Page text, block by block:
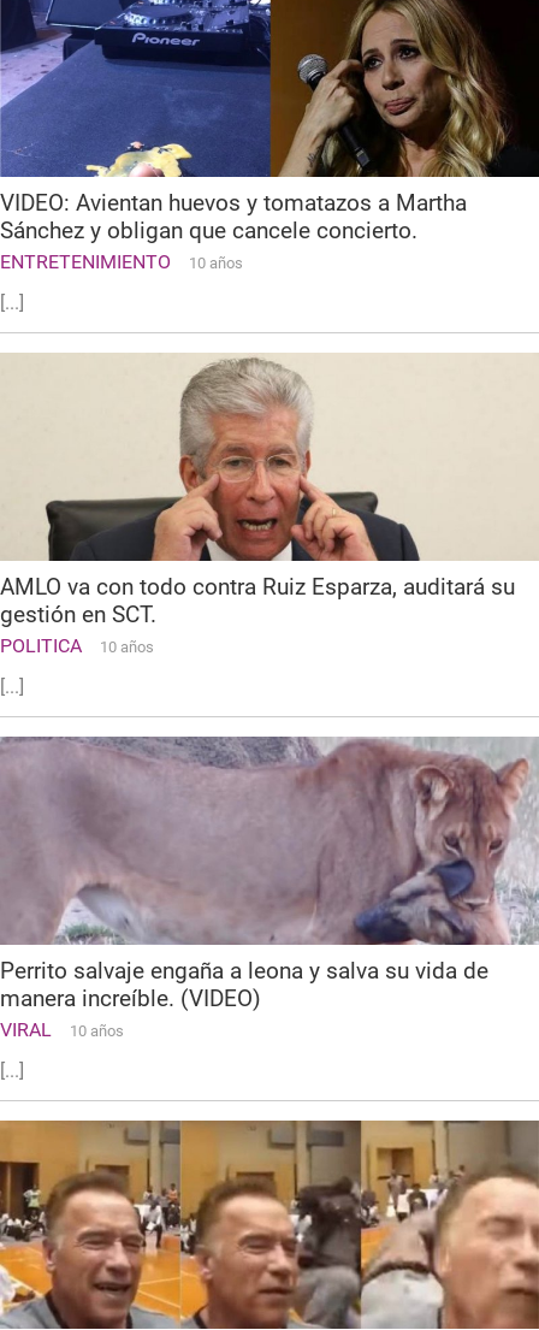
VIDEO: Avientan huevos y tomatazos a Martha
Sánchez y obligan que cancele concierto.
ENTRETENIMIENTO 10 años
[...]
AMLO va con todo contra Ruiz Esparza, auditará su
gestión en SCT.
POLITICA 10 años
[...]
Perrito salvaje engaña a leona y salva su vida de
manera increíble. (VIDEO)
VIRAL 10 años
[...]